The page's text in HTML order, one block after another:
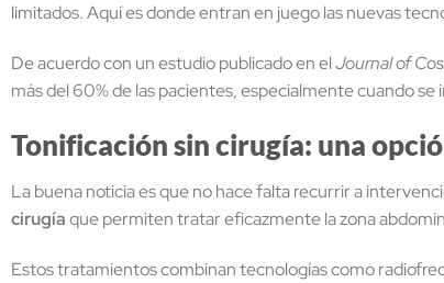
limitados. Aquí es donde entran en juego las nuevas
De acuerdo con un estudio publicado en elJournal of
más del 60% de las pacientes, especialmente cuando
Tonificación sin cirugía: una
La buena noticia es que no hace falta recurrir a
cirugíaque permiten tratar eficazmente la zona
Estos tratamientos combinan tecnologías como